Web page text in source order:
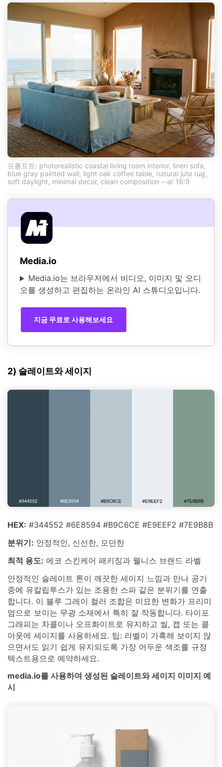
프롬프트: photorealistic coastal living room interior, linen sofa,
blue gray painted wall, light oak coffee table, natural jute rug,
soft daylight, minimal decor, clean composition --ar 16:9
Media.io
Media.io는 브라우저에서 비디오, 이미지 및 오디
오를 생성하고 편집하는 온라인 AI 스튜디오입니다.
지금 무료로 사용해보세요
2) 슬레이트와 세이지
HEX: #344552 #6E8594 #B9C6CE #E9EEF2 #7E9B8B
분위기: 안정적인, 신선한, 모던한
최적 용도: 에코 스킨케어 패키징과 웰니스 브랜드 라벨
안정적인 슬레이트 톤이 깨끗한 세이지 느낌과 만나 공기
중에 유칼립투스가 있는 조용한 스파 같은 분위기를 연출
합니다. 이 블루 그레이 컬러 조합은 미묘한 변화가 프리미
엄으로 보이는 무광 소재에서 특히 잘 작동합니다. 타이포
그래피는 차콜이나 오프화이트로 유지하고 씰, 캡 또는 콜
아웃에 세이지를 사용하세요. 팁: 라벨이 가혹해 보이지 않
으면서도 읽기 쉽게 유지되도록 가장 어두운 색조를 규정
텍스트용으로 예약하세요.
media.io를 사용하여 생성된 슬레이트와 세이지 이미지 예
시